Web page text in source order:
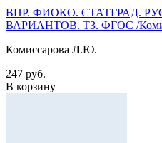
ВПР. ФИОКО. СТАТГРАД.
ВАРИАНТОВ. ТЗ. ФГОС /
Комиссарова Л.Ю.
247 руб.
В корзину